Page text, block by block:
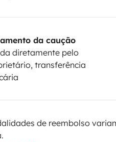
da caução
diretamente pelo
transferência
de reembolso